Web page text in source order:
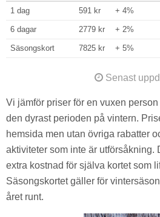
1 dag 591 kr + 4%
6 dagar 2779 kr + 2%
Säsongskort 7825 kr + 5%
Senast
Vi jämför priser för en vuxen
den dyrast perioden på vintern.
hemsida men utan övriga rabatter
aktiviteter som inte är utförsåkning.
extra kostnad för själva kortet som
Säsongskortet gäller för
året runt.